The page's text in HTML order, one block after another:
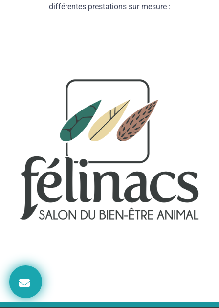
différentes prestations sur mesure :